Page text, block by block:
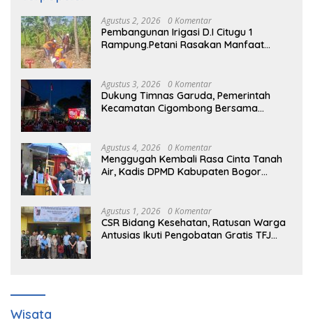
Agustus 2, 2026 0 Komentar
Pembangunan Irigasi D.I Citugu 1
Rampung.Petani Rasakan Manfaat
Agustus 3, 2026 0 Komentar
Dukung Timnas Garuda, Pemerintah
Kecamatan Cigombong Bersama
Agustus 4, 2026 0 Komentar
Menggugah Kembali Rasa Cinta Tanah
Air, Kadis DPMD Kabupaten Bogor
Masyarakat Dan Pengguna Jalan.
Agustus 1, 2026 0 Komentar
CSR Bidang Kesehatan, Ratusan Warga
Antusias Ikuti Pengobatan Gratis TFJ
Wisata